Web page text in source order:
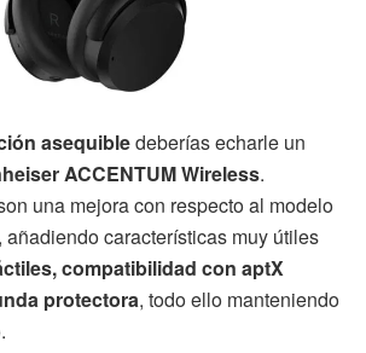
asequibledeberías echarle un
ACCENTUM Wireless.
una mejora con respecto al modelo
características muy útiles
compatibilidad con aptX
protectora, todo ello manteniendo